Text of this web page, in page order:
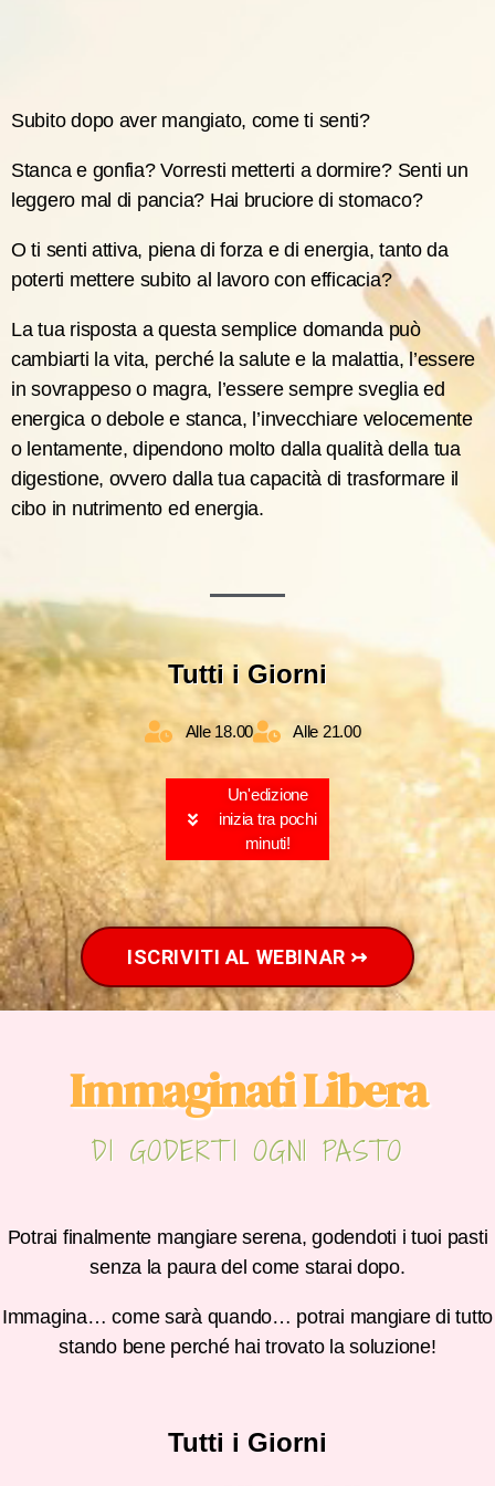
Subito dopo aver mangiato, come ti senti?
Stanca e gonfia? Vorresti metterti a dormire? Senti un
leggero mal di pancia? Hai bruciore di stomaco?
O ti senti attiva, piena di forza e di energia, tanto da
poterti mettere subito al lavoro con efficacia?
La tua risposta a questa semplice domanda può
cambiarti la vita, perché la salute e la malattia, l’essere
in sovrappeso o magra, l’essere sempre sveglia ed
energica o debole e stanca, l’invecchiare velocemente
o lentamente, dipendono molto dalla qualità della tua
digestione, ovvero dalla tua capacità di trasformare il
cibo in nutrimento ed energia.
Tutti i Giorni
Alle 18.00 Alle 21.00
Un'edizione
inizia tra pochi
minuti!
ISCRIVITI AL WEBINAR ↣
Immaginati Libera
DI GODERTI OGNI PASTO
Potrai finalmente mangiare serena, godendoti i tuoi pasti
senza la paura del come starai dopo.
Immagina… come sarà quando… potrai mangiare di tutto
stando bene perché hai trovato la soluzione!
Tutti i Giorni